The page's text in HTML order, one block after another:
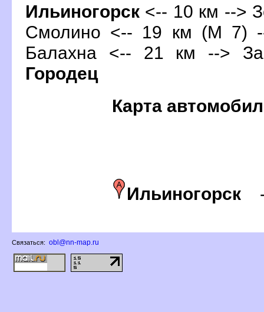
Ильиногорск <-- 10 км -->
Смолино <-- 19 км (М 7)
Балахна <-- 21 км -->
Городец
Карта
Ильиногорск
Связаться: obl@nn-map.ru